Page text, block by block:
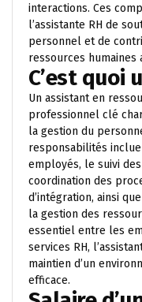
interactions. Ces
l’assistante RH de
personnel et de
ressources humaines
C’est quoi
Un assistant en
professionnel clé
la gestion du
responsabilités
employés, le suivi
coordination des
d’intégration, ainsi
la gestion des
essentiel entre les
services RH,
maintien d’un
efficace.